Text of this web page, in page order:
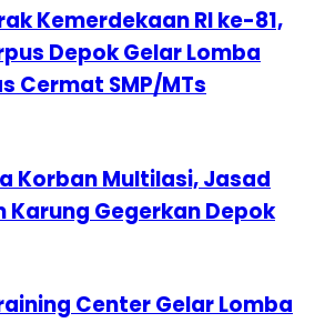
Kemerdekaan RI ke-81,
Depok Gelar Lomba
Cermat SMP/MTs
Korban Multilasi, Jasad
Karung Gegerkan Depok
Center Gelar Lomba